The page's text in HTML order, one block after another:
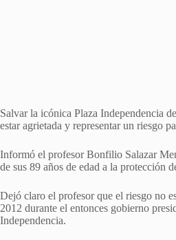
Salvar la icónica Plaza Independencia
estar agrietada y representar un riesgo
Informó el profesor Bonfilio Salazar
de sus 89 años de edad a la protección
Dejó claro el profesor que el riesgo no
2012 durante el entonces gobierno
Independencia.